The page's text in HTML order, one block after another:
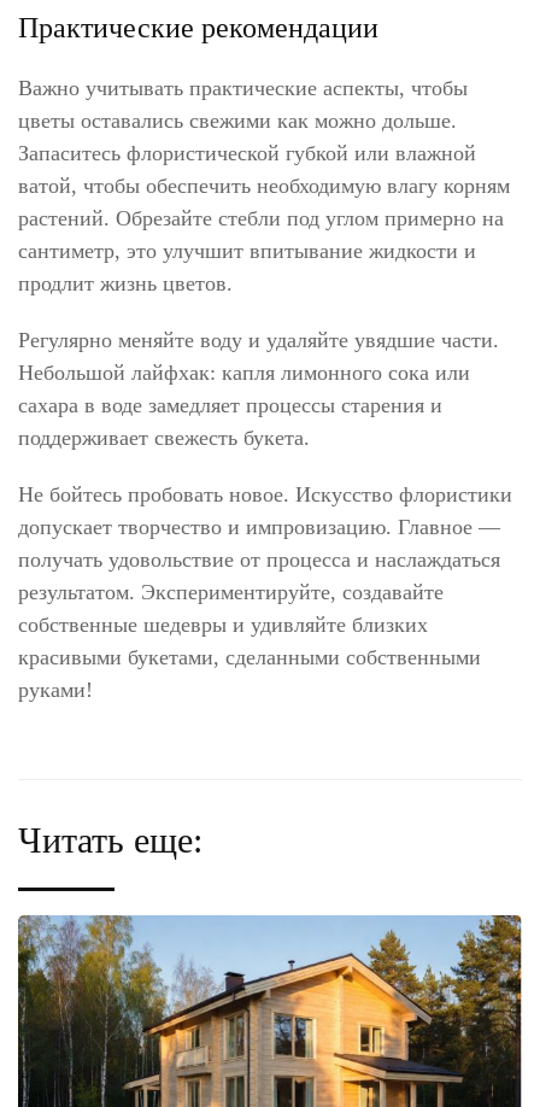
Практические рекомендации
Важно учитывать практические аспекты, чтобы
цветы оставались свежими как можно дольше.
Запаситесь флористической губкой или влажной
ватой, чтобы обеспечить необходимую влагу корням
растений. Обрезайте стебли под углом примерно на
сантиметр, это улучшит впитывание жидкости и
продлит жизнь цветов.
Регулярно меняйте воду и удаляйте увядшие части.
Небольшой лайфхак: капля лимонного сока или
сахара в воде замедляет процессы старения и
поддерживает свежесть букета.
Не бойтесь пробовать новое. Искусство флористики
допускает творчество и импровизацию. Главное —
получать удовольствие от процесса и наслаждаться
результатом. Экспериментируйте, создавайте
собственные шедевры и удивляйте близких
красивыми букетами, сделанными собственными
руками!
Читать еще: